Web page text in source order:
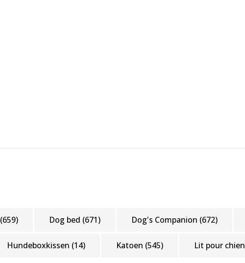
(659) Dog bed (671) Dog's Companion (672)
Hundeboxkissen (14) Katoen (545) Lit pour chien